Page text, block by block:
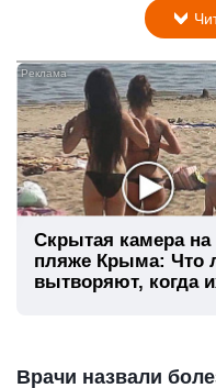
Скрытая камера на
пляже Крыма: Что
вытворяют, когда
Врачи назвали